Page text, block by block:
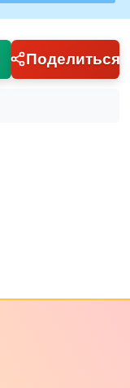
Поделиться